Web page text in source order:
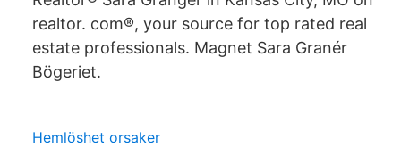
realtor. com®, your source for top rated real
estate professionals. Magnet Sara Granér
Bögeriet.
Hemlöshet orsaker